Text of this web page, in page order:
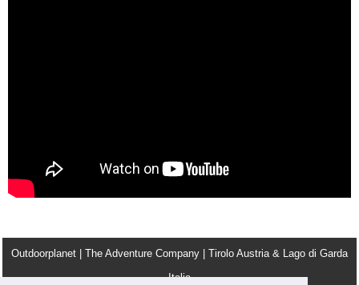
Outdoorplanet | The Adventure Company | Tirolo Austria & Lago di Garda
Italia